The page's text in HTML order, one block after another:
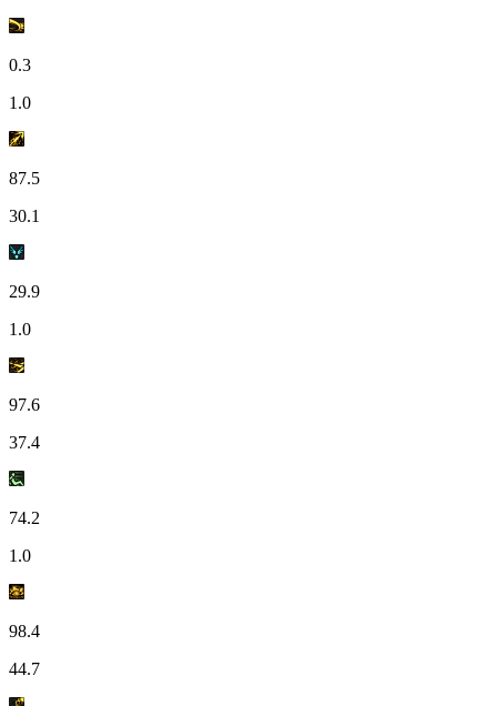
0.3
1.0
87.5
30.1
29.9
1.0
97.6
37.4
74.2
1.0
98.4
44.7